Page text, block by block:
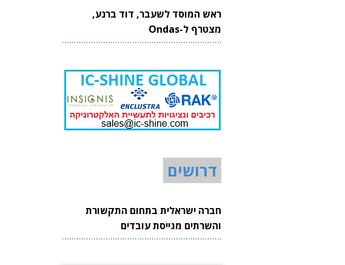
ראש המוסד לשעבר, דוד ברנע,
מצטרף ל-Ondas
דרושים
חברה ישראלית בתחום התקשורת
והשרתים מגייסת עובדים